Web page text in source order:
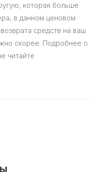
которая больше
в данном ценовом
средств на ваш
скорее. Подробнее о
читайте